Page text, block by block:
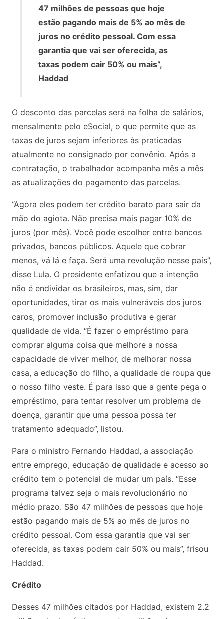
47 milhões de pessoas que hoje
estão pagando mais de 5% ao mês de
juros no crédito pessoal. Com essa
garantia que vai ser oferecida, as
taxas podem cair 50% ou mais”,
Haddad
O desconto das parcelas será na folha de salários,
mensalmente pelo eSocial, o que permite que as
taxas de juros sejam inferiores às praticadas
atualmente no consignado por convênio. Após a
contratação, o trabalhador acompanha mês a mês
as atualizações do pagamento das parcelas.
“Agora eles podem ter crédito barato para sair da
mão do agiota. Não precisa mais pagar 10% de
juros (por mês). Você pode escolher entre bancos
privados, bancos públicos. Aquele que cobrar
menos, vá lá e faça. Será uma revolução nesse país”,
disse Lula. O presidente enfatizou que a intenção
não é endividar os brasileiros, mas, sim, dar
oportunidades, tirar os mais vulneráveis dos juros
caros, promover inclusão produtiva e gerar
qualidade de vida. “É fazer o empréstimo para
comprar alguma coisa que melhore a nossa
capacidade de viver melhor, de melhorar nossa
casa, a educação do filho, a qualidade de roupa que
o nosso filho veste. É para isso que a gente pega o
empréstimo, para tentar resolver um problema de
doença, garantir que uma pessoa possa ter
tratamento adequado”, listou.
Para o ministro Fernando Haddad, a associação
entre emprego, educação de qualidade e acesso ao
crédito tem o potencial de mudar um país. “Esse
programa talvez seja o mais revolucionário no
médio prazo. São 47 milhões de pessoas que hoje
estão pagando mais de 5% ao mês de juros no
crédito pessoal. Com essa garantia que vai ser
oferecida, as taxas podem cair 50% ou mais”, frisou
Haddad.
Crédito
Desses 47 milhões citados por Haddad, existem 2.2